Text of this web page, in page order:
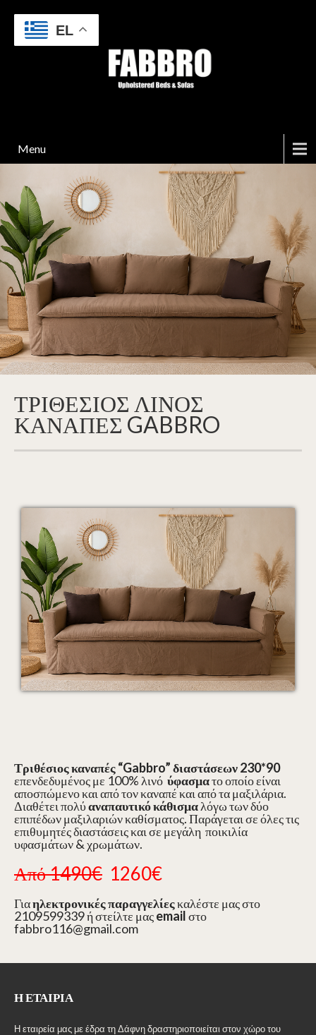
Menu
ΤΡΙΘΕΣΙΟΣ ΛΙΝΟΣ
ΚΑΝΑΠΕΣ GABBRO
Τριθέσιος καναπές“Gabbro” διαστάσεων 230*90
επενδεδυμένος με 100% λινό ύφασματο οποίο είναι
αποσπώμενο και από τον καναπέ και από τα μαξιλάρια.
Διαθέτει πολύαναπαυτικό κάθισμαλόγω των δύο
επιπέδων μαξιλαριών καθίσματος. Παράγεται σε όλες τις
επιθυμητές διαστάσεις και σε μεγάλη ποικιλία
υφασμάτων & χρωμάτων.
Από 1490€ 1260€
Γιαηλεκτρονικές παραγγελίεςκαλέστε μας στο
2109599339 ή στείλτε μαςemailστο
fabbro116@gmail.com
Η ΕΤΑΙΡΊΑ
Η εταιρεία μας με έδρα τη Δάφνη δραστηριοποιείται στον χώρο του
EL